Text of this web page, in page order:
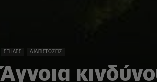
ΣΤΉΛΕΣ ΔΙΑΠΙΣΤΏΣΕΙΣ
Άγνοια